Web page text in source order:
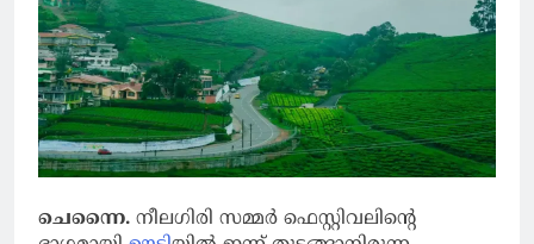
ചെന്നൈ. നീലഗിരി സമ്മര്‍ ഫെസ്റ്റിവലിന്റെ